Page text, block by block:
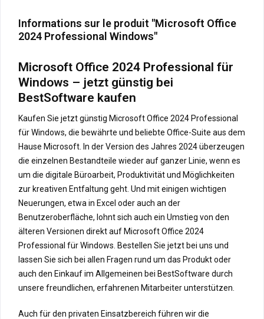
Informations sur le produit "Microsoft Office
2024 Professional Windows"
Microsoft Office 2024 Professional für
Windows – jetzt günstig bei
BestSoftware kaufen
Kaufen Sie jetzt günstig Microsoft Office 2024 Professional
für Windows, die bewährte und beliebte Office-Suite aus dem
Hause Microsoft. In der Version des Jahres 2024 überzeugen
die einzelnen Bestandteile wieder auf ganzer Linie, wenn es
um die digitale Büroarbeit, Produktivität und Möglichkeiten
zur kreativen Entfaltung geht. Und mit einigen wichtigen
Neuerungen, etwa in Excel oder auch an der
Benutzeroberfläche, lohnt sich auch ein Umstieg von den
älteren Versionen direkt auf Microsoft Office 2024
Professional für Windows. Bestellen Sie jetzt bei uns und
lassen Sie sich bei allen Fragen rund um das Produkt oder
auch den Einkauf im Allgemeinen bei BestSoftware durch
unsere freundlichen, erfahrenen Mitarbeiter unterstützen.
Auch für den privaten Einsatzbereich führen wir die